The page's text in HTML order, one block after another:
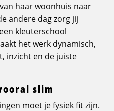
haar woonhuis naar
andere dag zorg jij
kleuterschool
het werk dynamisch,
inzicht en de juiste
slim
moet je fysiek fit zijn.